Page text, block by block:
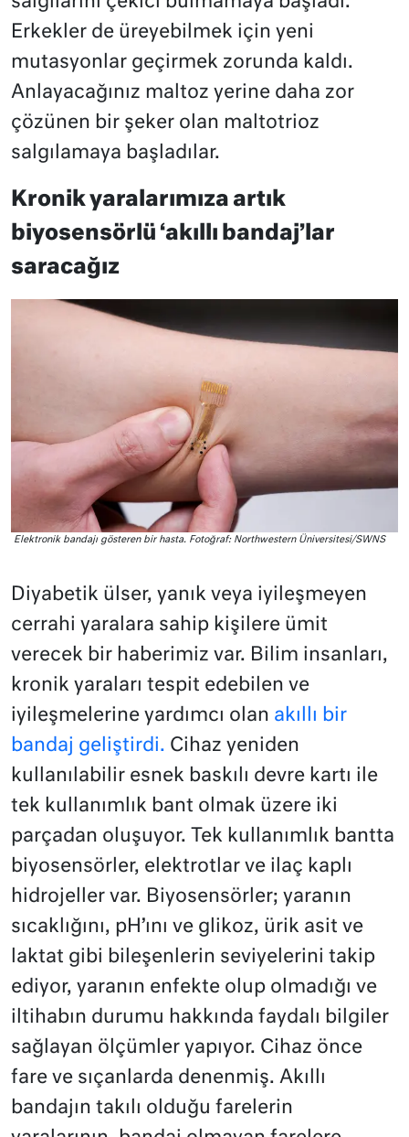
Erkekler de üreyebilmek için yeni
mutasyonlar geçirmek zorunda kaldı.
Anlayacağınız maltoz yerine daha zor
çözünen bir şeker olan maltotrioz
salgılamaya başladılar.
Kronik yaralarımıza artık
biyosensörlü ‘akıllı bandaj’lar
saracağız
Elektronik bandajı gösteren bir hasta. Fotoğraf: Northwestern Üniversitesi/SWNS
Diyabetik ülser, yanık veya iyileşmeyen
cerrahi yaralara sahip kişilere ümit
verecek bir haberimiz var. Bilim insanları,
kronik yaraları tespit edebilen ve
iyileşmelerine yardımcı olan akıllı bir
bandaj geliştirdi. Cihaz yeniden
kullanılabilir esnek baskılı devre kartı ile
tek kullanımlık bant olmak üzere iki
parçadan oluşuyor. Tek kullanımlık bantta
biyosensörler, elektrotlar ve ilaç kaplı
hidrojeller var. Biyosensörler; yaranın
sıcaklığını, pH’ını ve glikoz, ürik asit ve
laktat gibi bileşenlerin seviyelerini takip
ediyor, yaranın enfekte olup olmadığı ve
iltihabın durumu hakkında faydalı bilgiler
sağlayan ölçümler yapıyor. Cihaz önce
fare ve sıçanlarda denenmiş. Akıllı
bandajın takılı olduğu farelerin